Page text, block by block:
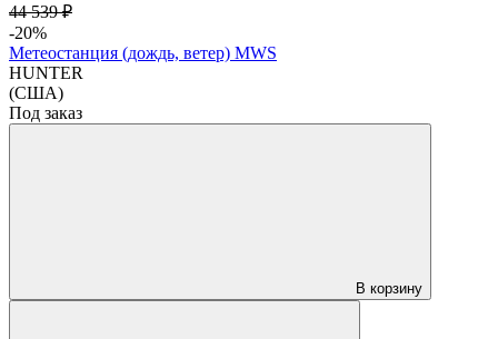
44 539 ₽
-20%
Метеостанция (дождь, ветер) MWS
HUNTER
(США)
Под заказ
В корзину